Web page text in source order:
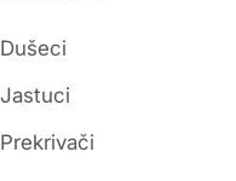
Dušeci
Jastuci
Prekrivači